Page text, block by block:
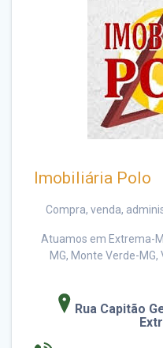
Imobiliária Polo
Compra, venda,
Atuamos em Extrema-
MG, Monte Verde-
Rua Capitão